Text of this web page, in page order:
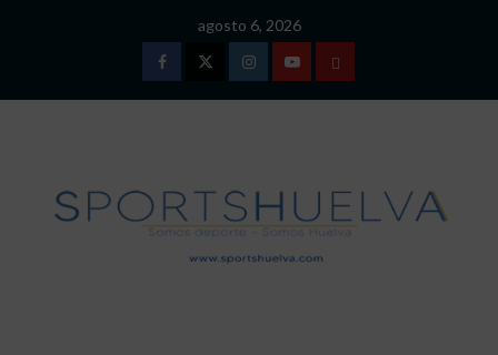
agosto 6, 2026
FacebookTwitterInstagramYoutubeTÉRMINOS
DE
USO